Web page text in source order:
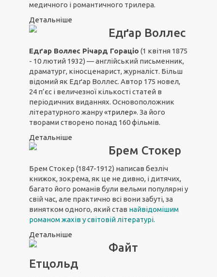
медичного і романтичного трилера.
Детальніше
Едґар Воллес
Едґар Воллес Річард Гораціо (1 квітня 1875
- 10 лютий 1932) — англійський письменник,
драматург, кіносценарист, журналіст. Більш
відомий як Едґар Воллес. Автор 175 новел,
24 п’єс і величезної кількості статей в
періодичних виданнях. Основоположник
літературного жанру«трилер». За його
творами створено понад 160 фільмів.
Детальніше
Брем Стокер
Брем Стокер (1847-1912) написав безліч
книжок, зокрема, як це не дивно, і дитячих,
багато його романів були вельми популярні у
свій час, але практично всі вони забуті, за
винятком одного, який став найвідомішим
романом жахів у світовій літературі.
Детальніше
Файт
Етцольд